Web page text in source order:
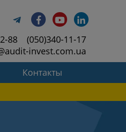
88
(050)340-11-17
invest.com.ua
Контакты